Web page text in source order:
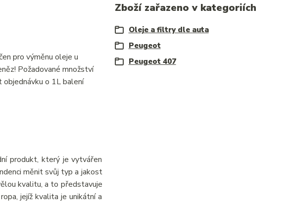
pro výměnu oleje u
Požadované množství
o 1L balení
produkt, který je vytvářen
měnit svůj typ a jakost
kvalitu, a to představuje
jejíž kvalita je unikátní a
Zboží zařazeno v kategoriích
Oleje a filtry dle auta
Peugeot
Peugeot 407